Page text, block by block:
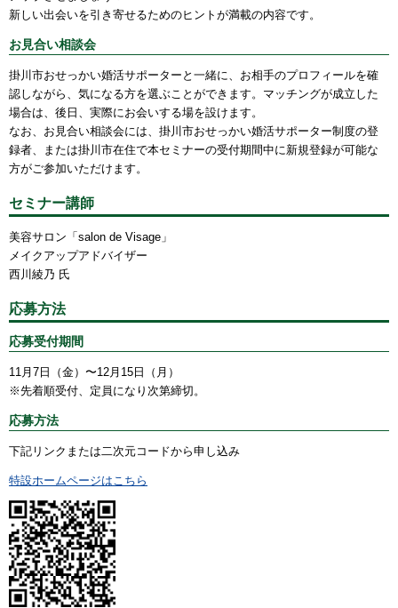
新しい出会いを引き寄せるためのヒントが満載の内容です。
お見合い相談会
掛川市おせっかい婚活サポーターと一緒に、お相手のプロフィールを確
認しながら、気になる方を選ぶことができます。マッチングが成立した
場合は、後日、実際にお会いする場を設けます。
なお、お見合い相談会には、掛川市おせっかい婚活サポーター制度の登
録者、または掛川市在住で本セミナーの受付期間中に新規登録が可能な
方がご参加いただけます。
セミナー講師
美容サロン「salon de Visage」
メイクアップアドバイザー
西川綾乃 氏
応募方法
応募受付期間
11月7日（金）〜12月15日（月）
※先着順受付、定員になり次第締切。
応募方法
下記リンクまたは二次元コードから申し込み
特設ホームページはこちら